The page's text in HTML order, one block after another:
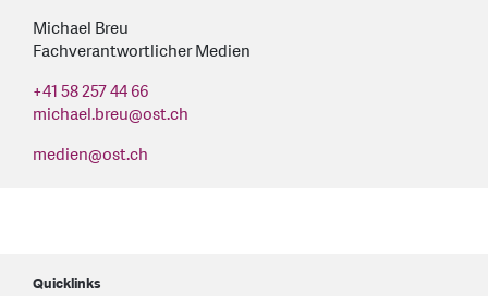
Michael Breu
Fachverantwortlicher Medien
+41 58 257 44 66
michael.breu@ost.ch
medien@ost.ch
Quicklinks